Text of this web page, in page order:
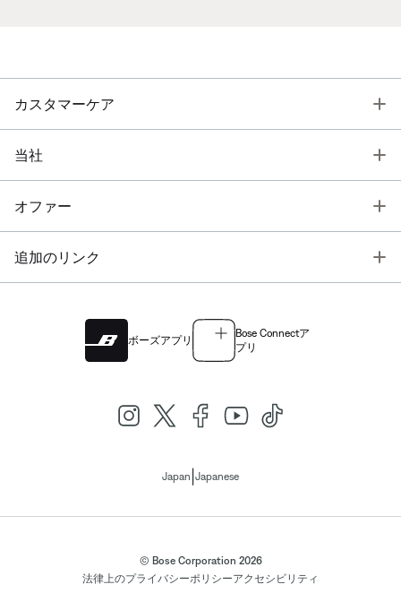
カスタマーケア
当社
オファー
追加のリンク
ボーズアプリ
Bose Connectア
プリ
Japan Japanese
© Bose Corporation 2026
法律上のプライバシーポリシーアクセシビリティ